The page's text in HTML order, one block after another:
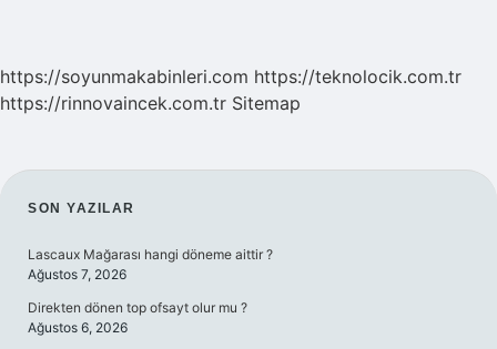
https://soyunmakabinleri.com https://teknolocik.com.tr
https://rinnovaincek.com.tr Sitemap
SIDEBAR
SON YAZILAR
Lascaux Mağarası hangi döneme aittir ?
Ağustos 7, 2026
Direkten dönen top ofsayt olur mu ?
Ağustos 6, 2026